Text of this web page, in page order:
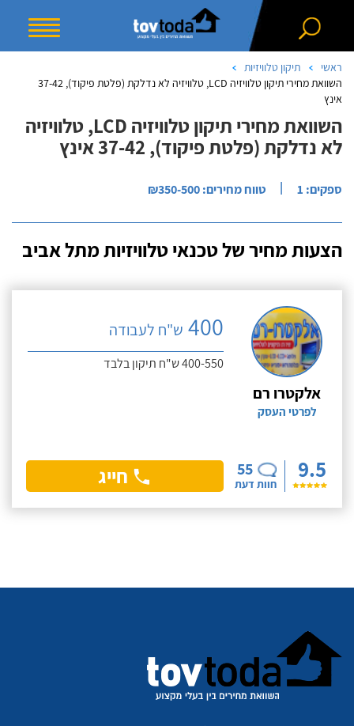
ראשי
תיקון טלוויזיות
השוואת מחירי תיקון טלוויזיה LCD, טלוויזיה לא נדלקת (פלטת פיקוד), 37-42
אינץ
השוואת מחירי תיקון טלוויזיה LCD, טלוויזיה
לא נדלקת (פלטת פיקוד), 37-42 אינץ
ספקים: 1 | טווח מחירים: ₪350-500
הצעות מחיר של טכנאי טלוויזיות מתל אביב
אלקטרו רם
לפרטי העסק
9.5
55
חוות דעת
400 ש"ח לעבודה
400-550 ש"ח תיקון בלבד
חייג